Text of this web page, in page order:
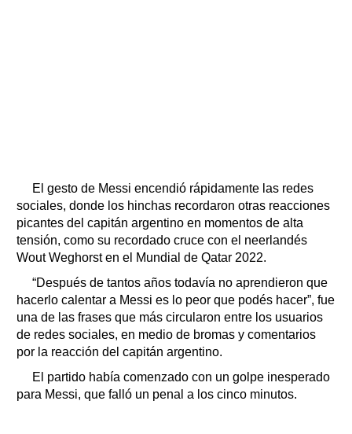
El gesto de Messi encendió rápidamente las redes
sociales, donde los hinchas recordaron otras reacciones
picantes del capitán argentino en momentos de alta
tensión, como su recordado cruce con el neerlandés
Wout Weghorst en el Mundial de Qatar 2022.
“Después de tantos años todavía no aprendieron que
hacerlo calentar a Messi es lo peor que podés hacer”, fue
una de las frases que más circularon entre los usuarios
de redes sociales, en medio de bromas y comentarios
por la reacción del capitán argentino.
El partido había comenzado con un golpe inesperado
para Messi, que falló un penal a los cinco minutos.